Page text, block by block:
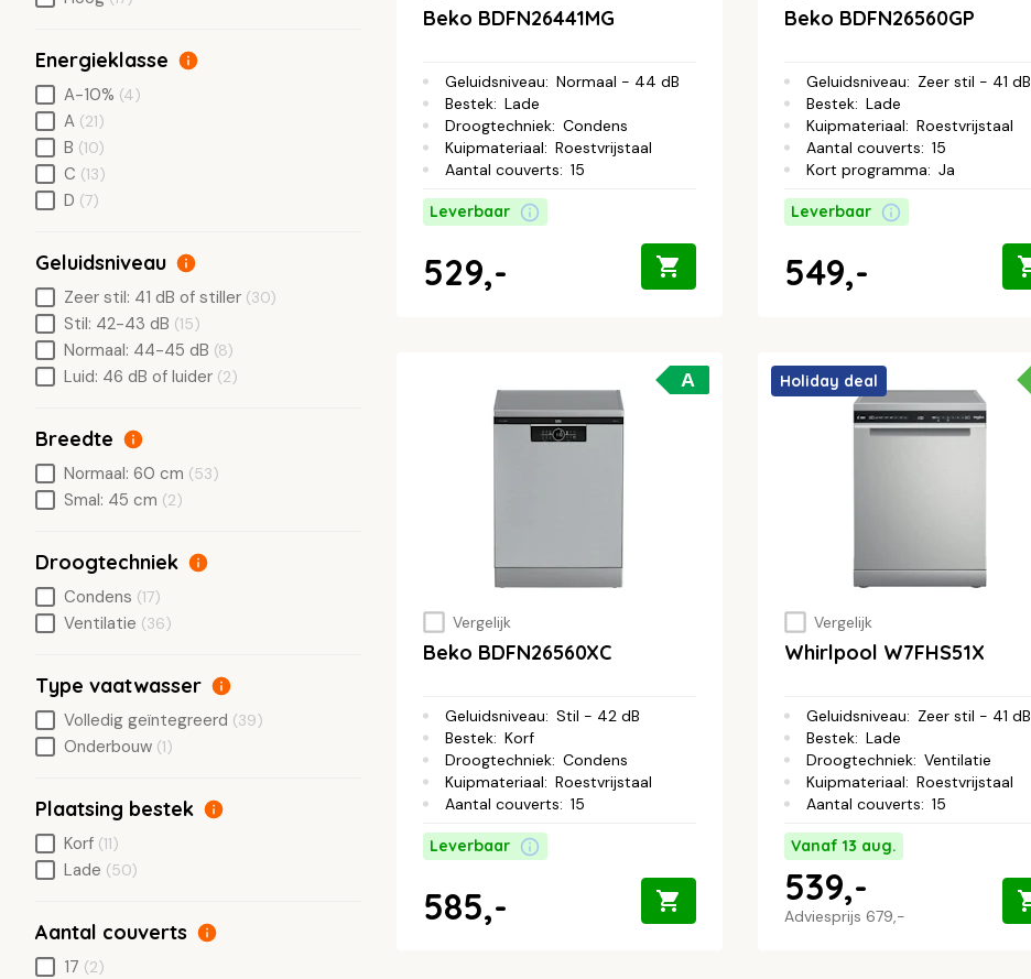
Beko BDFN26441MG
Geluidsniveau: Normaal - 44 dB
Bestek: Lade
Droogtechniek: Condens
Kuipmateriaal: Roestvrijstaal
Aantal couverts: 15
Leverbaar
529,-
Beko BDFN26560GP
Geluidsniveau: Zeer stil - 41 dB
Bestek: Lade
Kuipmateriaal: Roestvrijstaal
Aantal couverts: 15
Kort programma: Ja
Leverbaar
549,-
A
Vergelijk
Beko BDFN26560XC
Geluidsniveau: Stil - 42 dB
Bestek: Korf
Droogtechniek: Condens
Kuipmateriaal: Roestvrijstaal
Aantal couverts: 15
Leverbaar
585,-
Holiday deal
Vergelijk
Whirlpool W7FHS51X
Geluidsniveau: Zeer stil - 41 dB
Bestek: Lade
Droogtechniek: Ventilatie
Kuipmateriaal: Roestvrijstaal
Aantal couverts: 15
Vanaf 13 aug.
Adviesprijs 679,-
539,-
Energieklasse
A-10% (4)
A (21)
B (10)
C (13)
D (7)
Geluidsniveau
Zeer stil: 41 dB of stiller (30)
Stil: 42-43 dB (15)
Normaal: 44-45 dB (8)
Luid: 46 dB of luider (2)
Breedte
Normaal: 60 cm (53)
Smal: 45 cm (2)
Droogtechniek
Condens (17)
Ventilatie (36)
Type vaatwasser
Volledig geïntegreerd (39)
Onderbouw (1)
Plaatsing bestek
Korf (11)
Lade (50)
Aantal couverts
17 (2)